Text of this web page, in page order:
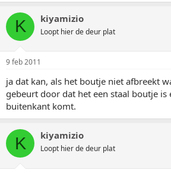
K kiyamizio
Loopt hier de deur plat
9 feb 2011
ja dat kan, als het boutje niet afbreekt
gebeurt door dat het een staal boutje
buitenkant komt.
K kiyamizio
Loopt hier de deur plat